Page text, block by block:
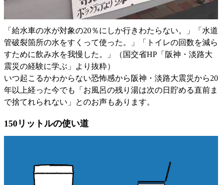
「給水車の水が対象の20％にしか行きわたらない。」「水道
管破裂箇所の水をすくって使った。」「トイレの回数を減ら
すために飲み水を我慢した。」（国交省HP「阪神・淡路大
震災の経験に学ぶ」より抜粋）
いつ起こるかわからない恐怖感から阪神・淡路大震災から20
年以上経った今でも「お風呂の残り湯は次の日貯める直前ま
で捨てれられない」とのお声もあります。
150リットルの使い道